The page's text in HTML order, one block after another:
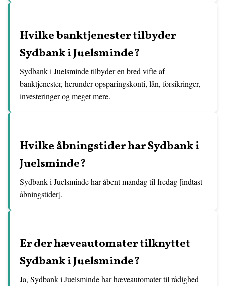
Hvilke banktjenester tilbyder
Sydbank i Juelsminde?
Sydbank i Juelsminde tilbyder en bred vifte af
banktjenester, herunder opsparingskonti, lån, forsikringer,
investeringer og meget mere.
Hvilke åbningstider har Sydbank i
Juelsminde?
Sydbank i Juelsminde har åbent mandag til fredag [indtast
åbningstider].
Er der hæveautomater tilknyttet
Sydbank i Juelsminde?
Ja, Sydbank i Juelsminde har hæveautomater til rådighed